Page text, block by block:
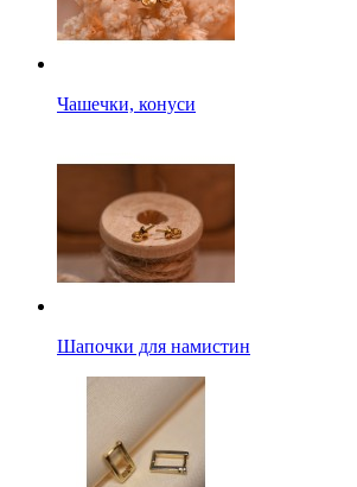
Чашечки, конуси
Шапочки для намистин